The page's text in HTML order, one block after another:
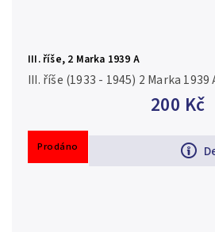
III. říše, 2 Marka 1939 A
200 Kč
III. říše (1933 - 1945) 2 Marka 1939
Prodáno